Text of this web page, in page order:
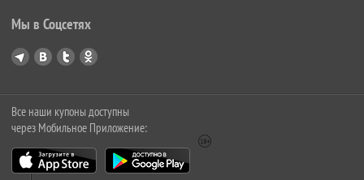
Мы в Соцсетях
Все наши купоны доступны
через Мобильное Приложение: